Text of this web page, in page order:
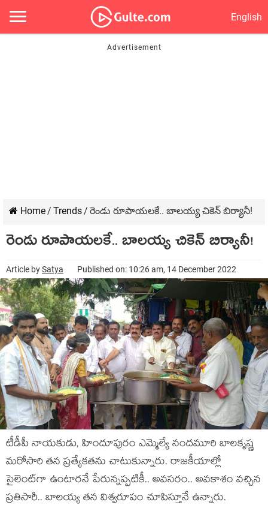
English
Home/ Trends/ రెండు రూపాయ‌ల‌కే.. బాల‌య్య చికెన్‌ బిర్యానీ!
రెండు రూపాయ‌ల‌కే.. బాల‌య్య చికెన్‌ బిర్యానీ!
Article bySatya Published on: 10:26 am, 14 December 2022
టీడీపీ నాయ‌కుడు, హిందూపురం ఎమ్మెల్యే నంద‌మూరి బాల‌కృష్ణ
మ‌రోసారి త‌న ప్ర‌త్యేక‌త‌ను చాటుకున్నారు. రాజ‌కీయాల్లో
సైలెంట్‌గా ఉంటార‌నే పేరున్న‌ప్ప‌టికీ.. అవ‌స‌రం.. అవ‌కాశం వ‌చ్చిన
ప్ర‌తిసారీ.. బాల‌య్య త‌న విశ్వ‌రూపం చూపిస్తూనే ఉన్నారు.